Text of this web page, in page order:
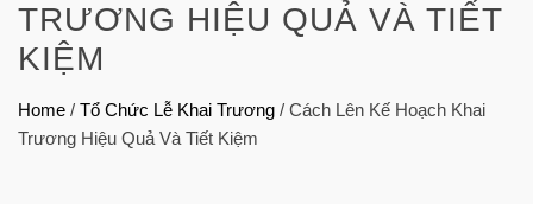
TRƯƠNG HIỆU QUẢ VÀ TIẾT
KIỆM
Home / Tổ Chức Lễ Khai Trương / Cách Lên Kế Hoạch Khai
Trương Hiệu Quả Và Tiết Kiệm